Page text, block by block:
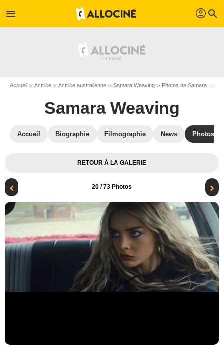
menu profil search
Accueil Actrice Actrice australienne Samara Weaving Photos de Samara Weaving
Samara Weaving
Accueil Biographie Filmographie News Photos
RETOUR À LA GALERIE
20 / 73 Photos